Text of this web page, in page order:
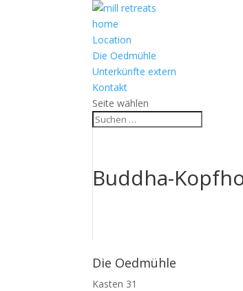
home
Location
Die Oedmühle
Unterkünfte extern
Kontakt
Seite wählen
Buddha-
Die Oedmühle
Kasten 31